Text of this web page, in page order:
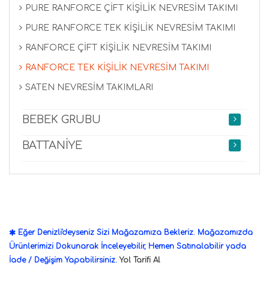
PURE RANFORCE ÇİFT KİŞİLİK NEVRESİM TAKIMI
PURE RANFORCE TEK KİŞİLİK NEVRESİM TAKIMI
RANFORCE ÇİFT KİŞİLİK NEVRESİM TAKIMI
RANFORCE TEK KİŞİLİK NEVRESİM TAKIMI
SATEN NEVRESİM TAKIMLARI
BEBEK GRUBU
BATTANİYE
Eğer Denizli'deyseniz Sizi Mağazamıza Bekleriz. Mağazamızda
Ürünlerimizi Dokunarak İnceleyebilir, Hemen Satınalabilir yada
İade / Değişim Yapabilirsiniz.Yol Tarifi Al